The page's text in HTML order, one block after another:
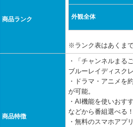
商品ランク 外観全体
※ランク表はあくま
商品特徴
・「チャンネルまる
ブルーレイディスク
・ドラマ・アニメを
が可能。
・AI機能を使いおす
などから番組選べる
・無料のスマホアプ